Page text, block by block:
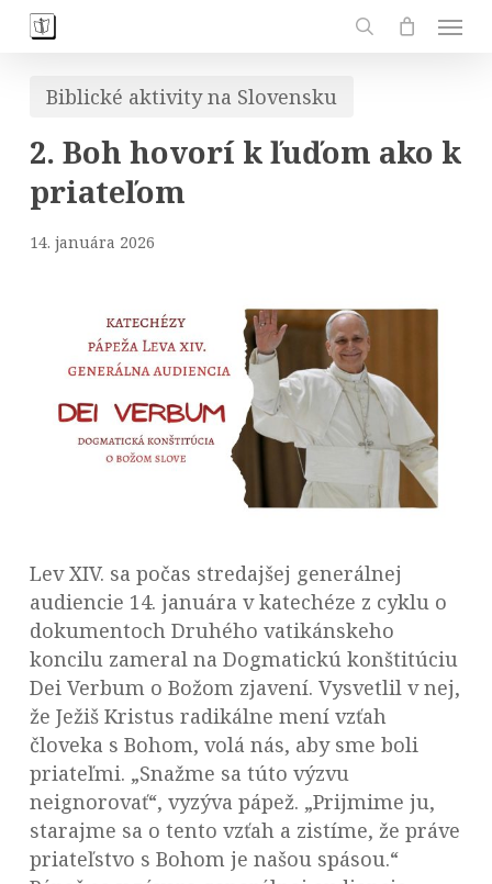
Skip
contentBiblické aktivity na Slovensku
2. Boh hovorí k ľuďom ako k
priateľom
14. januára 2026
Lev XIV. sa počas stredajšej generálnej
audiencie 14. januára v katechéze z cyklu o
dokumentoch Druhého vatikánskeho
koncilu zameral na Dogmatickú konštitúciu
Dei Verbum o Božom zjavení. Vysvetlil v nej,
že Ježiš Kristus radikálne mení vzťah
človeka s Bohom, volá nás, aby sme boli
priateľmi. „Snažme sa túto výzvu
neignorovať“, vyzýva pápež. „Prijmime ju,
starajme sa o tento vzťah a zistíme, že práve
priateľstvo s Bohom je našou spásou.“